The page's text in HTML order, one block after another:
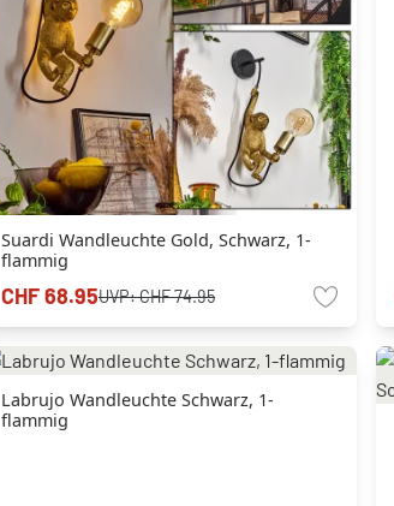
Suardi Wandleuchte Gold, Schwarz, 1-
flammig
CHF 68.95UVP:CHF 74.95
Labrujo Wandleuchte Schwarz, 1-
flammig